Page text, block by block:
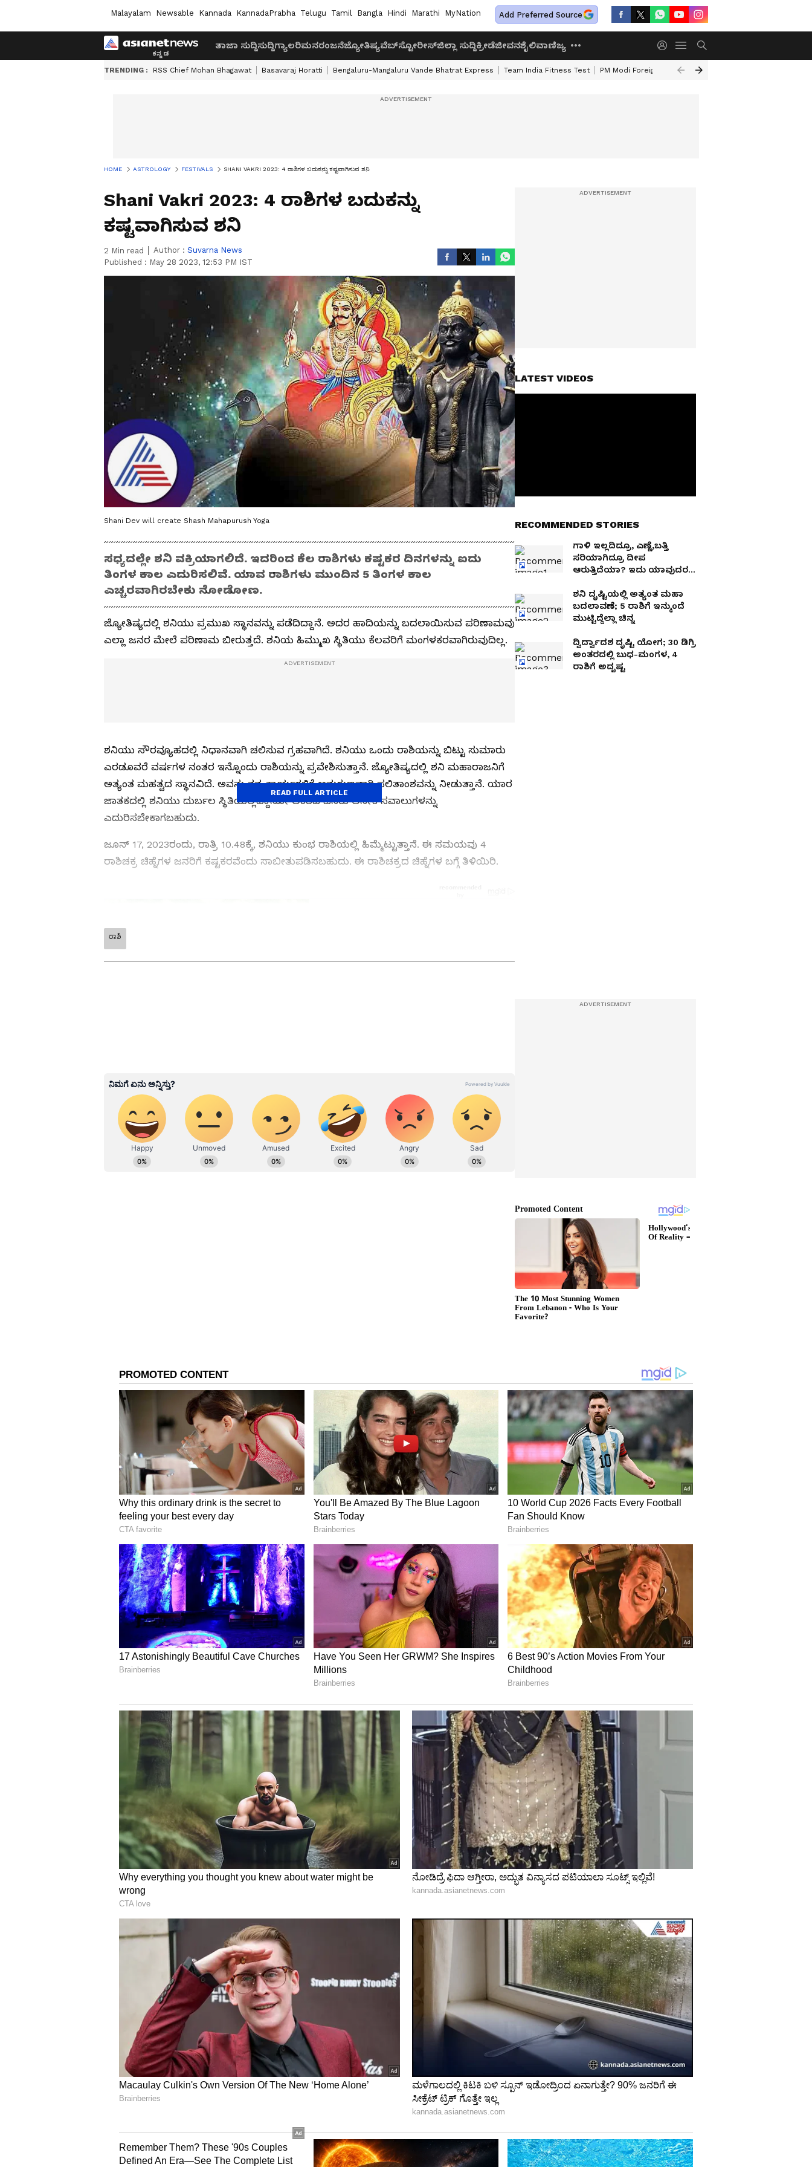
Malayalam Newsable Kannada KannadaPrabha Telugu Tamil Bangla Hindi Marathi MyNation Add Preferred Source
ತಾಜಾ ಸುದ್ದಿಸುದ್ದಿಗ್ಯಾಲರಿಮನರಂಜನೆಜ್ಯೋತಿಷ್ಯವೆಬ್‌ಸ್ಟೋರೀಸ್ಜಿಲ್ಲಾ ಸುದ್ದಿಕ್ರೀಡೆಜೀವನಶೈಲಿವಾಣಿಜ್ಯ
TRENDING : RSS Chief Mohan Bhagawat Basavaraj Horatti Bengaluru-Mangaluru Vande Bhatrat Express Team India Fitness Test PM Modi Foreign Travel Expenditure
HOME ASTROLOGY FESTIVALS SHANI VAKRI 2023: 4 ರಾಶಿಗಳ ಬದುಕನ್ನು ಕಷ್ಟವಾಗಿಸುವ ಶನಿ
Shani Vakri 2023: 4 ರಾಶಿಗಳ ಬದುಕನ್ನು
ಕಷ್ಟವಾಗಿಸುವ ಶನಿ
2 Min read Author : Suvarna News
Published : May 28 2023, 12:53 PM IST
Shani Dev will create Shash Mahapurush Yoga
ಸಧ್ಯದಲ್ಲೇ ಶನಿ ವಕ್ರಿಯಾಗಲಿದೆ. ಇದರಿಂದ ಕೆಲ ರಾಶಿಗಳು ಕಷ್ಟಕರ ದಿನಗಳನ್ನು ಐದು
ತಿಂಗಳ ಕಾಲ ಎದುರಿಸಲಿವೆ. ಯಾವ ರಾಶಿಗಳು ಮುಂದಿನ 5 ತಿಂಗಳ ಕಾಲ
ಎಚ್ಚರವಾಗಿರಬೇಕು ನೋಡೋಣ.
ಜ್ಯೋತಿಷ್ಯದಲ್ಲಿ ಶನಿಯು ಪ್ರಮುಖ ಸ್ಥಾನವನ್ನು ಪಡೆದಿದ್ದಾನೆ. ಅದರ ಹಾದಿಯನ್ನು ಬದಲಾಯಿಸುವ ಪರಿಣಾಮವು
ಎಲ್ಲಾ ಜನರ ಮೇಲೆ ಪರಿಣಾಮ ಬೀರುತ್ತದೆ. ಶನಿಯ ಹಿಮ್ಮುಖ ಸ್ಥಿತಿಯು ಕೆಲವರಿಗೆ ಮಂಗಳಕರವಾಗಿರುವುದಿಲ್ಲ.
ಶನಿಯು ಸೌರವ್ಯೂಹದಲ್ಲಿ ನಿಧಾನವಾಗಿ ಚಲಿಸುವ ಗ್ರಹವಾಗಿದೆ. ಶನಿಯು ಒಂದು ರಾಶಿಯನ್ನು ಬಿಟ್ಟು ಸುಮಾರು
ಎರಡೂವರೆ ವರ್ಷಗಳ ನಂತರ ಇನ್ನೊಂದು ರಾಶಿಯನ್ನು ಪ್ರವೇಶಿಸುತ್ತಾನೆ. ಜ್ಯೋತಿಷ್ಯದಲ್ಲಿ ಶನಿ ಮಹಾರಾಜನಿಗೆ
ಅತ್ಯಂತ ಮಹತ್ವದ ಸ್ಥಾನವಿದೆ. ಅವನು ತನ್ನ ಕಾರ್ಯಗಳಿಗೆ ಅನುಗುಣವಾಗಿ ಫಲಿತಾಂಶವನ್ನು ನೀಡುತ್ತಾನೆ. ಯಾರ
ಜಾತಕದಲ್ಲಿ ಶನಿಯು ದುರ್ಬಲ ಸ್ಥಿತಿಯಲ್ಲಿದ್ದಾನೋ ಅಂತಹ ಜನರು ಅನೇಕ ಸವಾಲುಗಳನ್ನು
ಎದುರಿಸಬೇಕಾಗಬಹುದು.
ಜೂನ್ 17, 2023ರಂದು, ರಾತ್ರಿ 10.48ಕ್ಕೆ, ಶನಿಯು ಕುಂಭ ರಾಶಿಯಲ್ಲಿ ಹಿಮ್ಮೆಟ್ಟುತ್ತಾನೆ. ಈ ಸಮಯವು 4
ರಾಶಿಚಕ್ರ ಚಿಹ್ನೆಗಳ ಜನರಿಗೆ ಕಷ್ಟಕರವೆಂದು ಸಾಬೀತುಪಡಿಸಬಹುದು. ಈ ರಾಶಿಚಕ್ರದ ಚಿಹ್ನೆಗಳ ಬಗ್ಗೆ ತಿಳಿಯಿರಿ.
ಮೇಷ ರಾಶಿ (Aries)
ಶನಿಯ ಹಿಮ್ಮುಖ ಚಲನೆಯು ಮೇಷ ರಾಶಿಯವರಿಗೆ ಶುಭವಾಗುವುದಿಲ್ಲ. ಶನಿಯ ಹಿಮ್ಮೆಟ್ಟುವಿಕೆಯಿಂದಾಗಿ, ಈ
ರಾಶಿಯ ಸ್ಥಳೀಯರು ಮಾಡುವ ಕೆಲಸವು ಹಾಳಾಗಬಹುದು. ನಿಮ್ಮ ಕೆಲಸದಲ್ಲಿ ಹಲವು ಅಡೆತಡೆಗಳು
ತುಲಾ ರಾಶಿ(Libra)
ಶನಿಯ ಹಿಮ್ಮೆಟ್ಟುವಿಕೆ ತುಲಾ ರಾಶಿಯವರಿಗೆ ತಮ್ಮ ಕಷ್ಟಗಳನ್ನು ಹೆಚ್ಚಿಸಬಹುದು. ಇದು ನಿಮ್ಮ ಕೆಲಸದ ಸ್ಥಳದ
ಮೇಲೆ ನಕಾರಾತ್ಮಕ ಪರಿಣಾಮ ಬೀರುತ್ತದೆ. ಈ ಸಮಯದಲ್ಲಿ, ತುಲಾ ರಾಶಿಯ ಜನರು ಬಹಳ
ಜಾಗರೂಕರಾಗಿರಬೇಕು. ವ್ಯಾಪಾರ ಮಾಡುತ್ತಿರುವ ಈ ರಾಶಿಯ ಜನರು ನಷ್ಟವನ್ನು ಭರಿಸಬೇಕಾಗಬಹುದು. ಈ
ಸಮಯದಲ್ಲಿ, ಈ ರಾಶಿಚಕ್ರದ ಸ್ಥಳೀಯರ ಆರೋಗ್ಯವೂ ಹದಗೆಡಬಹುದು.
ಕುಂಭ ರಾಶಿ(Aquarius)
ಜ್ಯೋತಿಷ್ಯದ ಪ್ರಕಾರ, ಶನಿದೇವನ ಹಿಮ್ಮೆಟ್ಟುವಿಕೆ ಕುಂಭ ರಾಶಿಯ ಜನರ ಮೇಲೆ ನಕಾರಾತ್ಮಕ ಪರಿಣಾಮ
ಬೀರುತ್ತದೆ. ಈ ಸಮಯದಲ್ಲಿ, ನೀವು ದೈಹಿಕ ಮತ್ತು ಮಾನಸಿಕ ನೋವನ್ನು ಎದುರಿಸಬೇಕಾಗಬಹುದು. ನಿಮ್ಮ
ವೃತ್ತಿಜೀವನದಲ್ಲಿ ನೀವು ಕೆಲವು ಅಡೆತಡೆಗಳನ್ನು ಸಹ ಎದುರಿಸಬಹುದು. ಶನಿಯ ಹಿಮ್ಮುಖ ಚಲನೆಯಿಂದ
ಉಂಟಾಗುವ ಅಡ್ಡ ಪರಿಣಾಮಗಳನ್ನು ತಪ್ಪಿಸಲು ನೀವು ಹನುಮಾನ್‌ನನ್ನು ಪೂಜಿಸಬೇಕು. ಭೈರವನ
ಆರಾಧನೆಯಿಂದ ನಿಮಗೆ ಲಾಭವೂ ಸಿಗುತ್ತದೆ. ಶನಿದೇವನಿಗೆ ತೊಂದರೆಯಾಗದಂತೆ ಮಹಾಮೃತ್ಯುಂಜಯ
ಮಂತ್ರವನ್ನು ಜಪಿಸಬೇಕು.
READ FULL ARTICLE
ರಾಶಿ
LATEST VIDEOS
RECOMMENDED STORIES
ಗಾಳಿ ಇಲ್ಲದಿದ್ರೂ, ಎಣ್ಣೆ,ಬತ್ತಿ
ಸರಿಯಾಗಿದ್ರೂ ದೀಪ
ಆರುತ್ತಿದೆಯಾ? ಇದು ಯಾವುದರ
ಶನಿ ದೃಷ್ಟಿಯಲ್ಲಿ ಅತ್ಯಂತ ಮಹಾ
ಬದಲಾವಣೆ; 5 ರಾಶಿಗೆ ಇನ್ಮುಂದೆ
ಮುಟ್ಟಿದ್ದೆಲ್ಲಾ ಚಿನ್ನ
ದ್ವಿರ್ದ್ವಾದಶ ದೃಷ್ಟಿ ಯೋಗ; 30 ಡಿಗ್ರಿ
ಅಂತರದಲ್ಲಿ ಬುಧ-ಮಂಗಳ, 4
ರಾಶಿಗೆ ಅದೃಷ್ಟ